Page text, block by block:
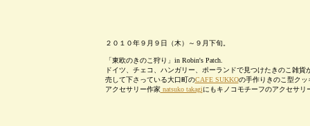
２０１０年９月９日（木）～９月下旬。
「東欧のきのこ狩り」in Robin's Patch.
ドイツ、チェコ、ハンガリー、ポーランドで見つけたきのこ雑貨
売して下さっている大口町のCAFE SUKKOの手作りきのこ型ク
アクセサリー作家natsuko takagiにもキノコモチーフのアクセサリ